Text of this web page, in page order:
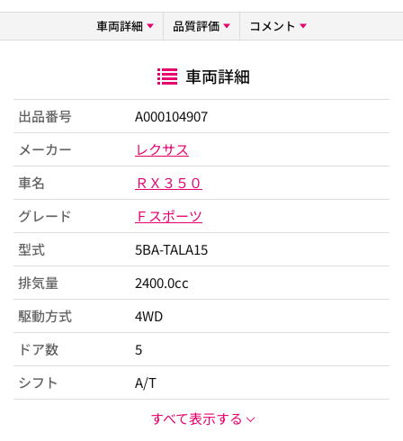
車両詳細 品質評価 コメント
車両詳細
出品番号
A000104907
メーカー
レクサス
車名
ＲＸ３５０
グレード
Ｆスポーツ
型式
5BA-TALA15
排気量
2400.0cc
駆動方式
4WD
ドア数
5
シフト
A/T
すべて表示する